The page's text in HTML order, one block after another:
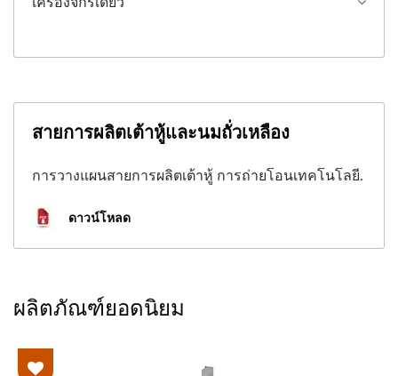
เครื่องจักรเดี่ยว
สายการผลิตเต้าหู้และนมถั่วเหลือง
การวางแผนสายการผลิตเต้าหู้ การถ่ายโอนเทคโนโลยี.
ดาวน์โหลด
ผลิตภัณฑ์ยอดนิยม